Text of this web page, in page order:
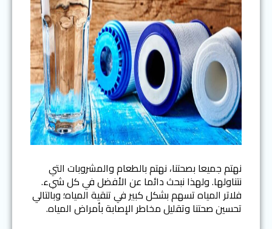
نهتم جميعا بصحتنا، نهتم بالطعام والمشروبات التي
نتناولها. ولهذا نبحث دائما عن الأفضل في كل شيء.
فلاتر المياه تسهم بشكل كبير في تنقية المياه؛ وبالتالي
تحسين صحتنا وتقليل مخاطر الإصابة بأمراض المياه.